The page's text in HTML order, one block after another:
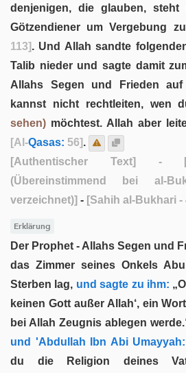
denjenigen, die glauben,
Götzendiener um Vergebung
113]. Und Allah sandte
Talib nieder und sagte damit
Allahs Segen und Frieden
kannst nicht rechtleiten, wen
sehen) möchtest. Allah aber
[Al-Qasas: 56].
[Authentischer Text]
-
(Übereinstimmend bei al-
verzeichnet)] - [Sahih al-Bukhari -
Erklärung
Der Prophet - Allahs Segen und
das Zimmer seines Onkels
Sterben lag, und sagte zu ihm:
keinen Gott außer Allah‘, ein
bei Allah Zeugnis ablegen werde.
und 'Abdullah Ibn Abi Umayyah:
du die Religion deines